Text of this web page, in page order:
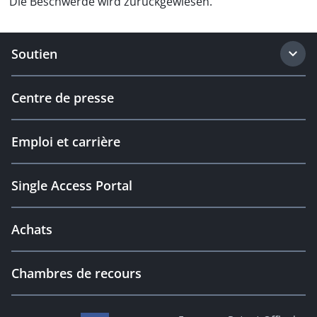
Soutien
Centre de presse
Emploi et carrière
Single Access Portal
Achats
Chambres de recours